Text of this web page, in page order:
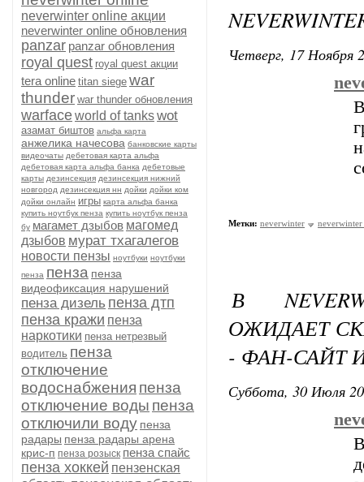
neverwinter online акции
neverwinter online обновления
panzar panzar обновления
royal quest royal quest акции
tera online titan siege war
thunder war thunder обновления
warfaceworld of tankswot
азамат биштов альфа карта
анжелика начесова банковские карты
видеочаты дебетовая карта альфа
дебетовая карта альфа банка дебетовые
карты дезинсекция дезинсекция нижний
новгород дезинсекция нн дойки дойки ком
дойки онлайн игры карта альфа банка
купить ноутбук пенза купить ноутбук пенза
бу магамет дзыбов магомед
дзыбов мурат тхагалегов
новости пензы ноутбуки ноутбуки
пенза пенза пенза
видеофиксация нарушений
пенза дизель пенза дтп
пенза кражи пенза
наркотики пенза нетрезвый
водитель пенза
отключение
водоснабжения пенза
отключение воды пенза
отключили воду пенза
радары пенза радары арена
крис-п пенза розыск пенза спайс
пенза хоккей пензенская
Четверг, 17 Ноября
Метки: neverwinter
В
ОЖИДАЕТ
- ФАН-САЙТ
Суббота, 30 Июля